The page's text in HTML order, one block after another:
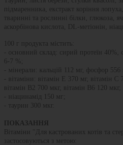
підмаренника, екстракт коріння
тваринні та рослинні білки, глюкоза,
аскорбінова кислота, DL-метіонін,
100 г продукта містить:
- основний склад: сирий протеїн 40%,
6-7 %;
- мінерали: кальцій 112 мг, фосфор 556
- вітаміни: вітамін Е 370 мг, вітамін С
вітамін В2 700 мкг, вітамін В6 120 мкг,
- ніацинамід 150 мг;
- таурин 300 мкг.
ПОКАЗАННЯ
Вітаміни "Для кастрованих котів та
застосовуються з метою: